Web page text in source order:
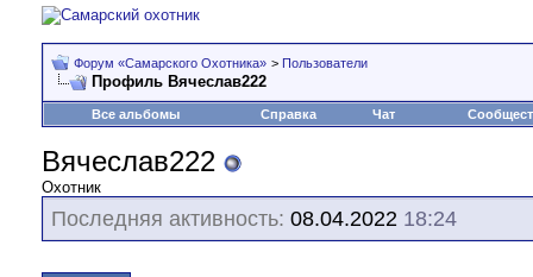
Форум «Самарского Охотника» > Пользователи
Профиль Вячеслав222
Все альбомы Справка Чат
Вячеслав222
Охотник
Последняя активность: 08.04.2022 18:24